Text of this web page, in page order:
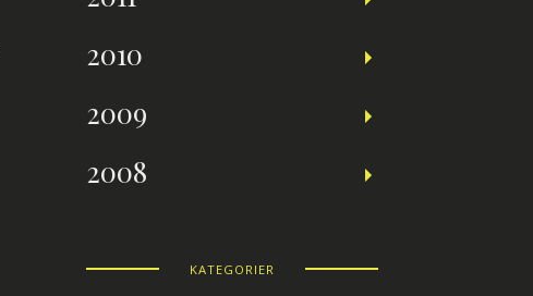
2010
2009
2008
KATEGORIER